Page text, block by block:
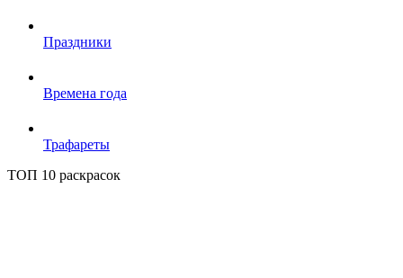
Праздники
Времена года
Трафареты
ТОП 10 раскрасок